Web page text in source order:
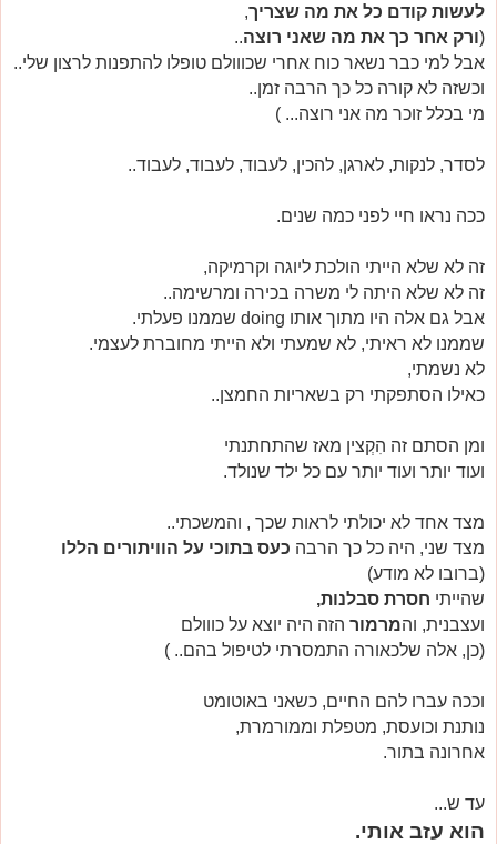
לעשות קודם כל את מה שצריך,
(ורק אחר כך את מה שאני רוצה..
אבל למי כבר נשאר כוח אחרי שכווולם טופלו להתפנות לרצון שלי..
וכשזה לא קורה כל כך הרבה זמן..
מי בכלל זוכר מה אני רוצה... )
לסדר, לנקות, לארגן, להכין, לעבוד, לעבוד, לעבוד..
ככה נראו חיי לפני כמה שנים.
זה לא שלא הייתי הולכת ליוגה וקרמיקה,
זה לא שלא היתה לי משרה בכירה ומרשימה..
אבל גם אלה היו מתוך אותו doing שממנו פעלתי.
שממנו לא ראיתי, לא שמעתי ולא הייתי מחוברת לעצמי.
לא נשמתי,
כאילו הסתפקתי רק בשאריות החמצן..
ומן הסתם זה הִקְצין מאז שהתחתנתי
ועוד יותר ועוד יותר עם כל ילד שנולד.
מצד אחד לא יכולתי לראות שכך , והמשכתי..
מצד שני, היה כל כך הרבה כעס בתוכי על הוויתורים הללו
(ברובו לא מודע)
שהייתי חסרת סבלנות,
ועצבנית, והמרמור הזה היה יוצא על כווולם
(כן, אלה שלכאורה התמסרתי לטיפול בהם.. )
וככה עברו להם החיים, כשאני באוטומט
נותנת וכועסת, מטפלת וממורמרת,
אחרונה בתור.
עד ש...
הוא עזב אותי.